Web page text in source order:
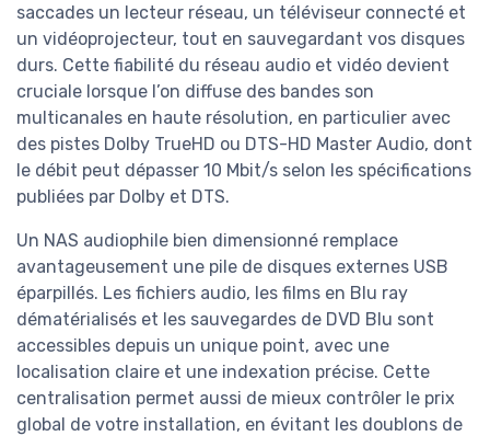
saccades un lecteur réseau, un téléviseur connecté et
un vidéoprojecteur, tout en sauvegardant vos disques
durs. Cette fiabilité du réseau audio et vidéo devient
cruciale lorsque l’on diffuse des bandes son
multicanales en haute résolution, en particulier avec
des pistes Dolby TrueHD ou DTS-HD Master Audio, dont
le débit peut dépasser 10 Mbit/s selon les spécifications
publiées par Dolby et DTS.
Un NAS audiophile bien dimensionné remplace
avantageusement une pile de disques externes USB
éparpillés. Les fichiers audio, les films en Blu ray
dématérialisés et les sauvegardes de DVD Blu sont
accessibles depuis un unique point, avec une
localisation claire et une indexation précise. Cette
centralisation permet aussi de mieux contrôler le prix
global de votre installation, en évitant les doublons de